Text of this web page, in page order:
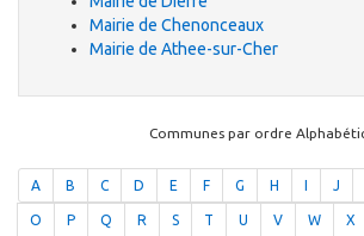
Mairie de Chenonceaux
Mairie de Athee-sur-Cher
Communes par ordre
A B C D E F G H J
O P Q R S T U V W X